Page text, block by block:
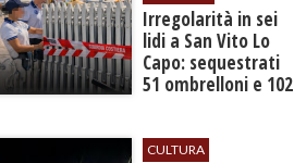
Irregolarità in sei
lidi a San Vito Lo
Capo: sequestrati
51 ombrelloni e 102
CULTURA